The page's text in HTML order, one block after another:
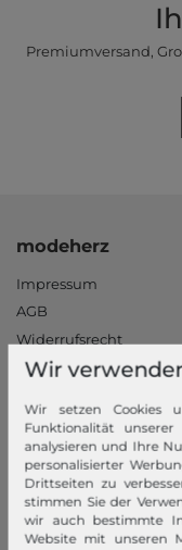
Premiumversand,
modeherz
Impressum
AGB
Widerrufsrecht
Datenschutzerklärung
Jobs
Unsere Stores
Mein Konto
Wir
Wir setzen Cookies
Funktionalität unserer
analysieren und Ihre
personalisierter
Drittseiten zu
stimmen Sie der
wir auch bestimmte
Website mit unseren